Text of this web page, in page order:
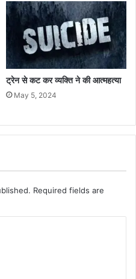
ट्रेन से कट कर व्यक्ति ने की आत्महत्या
May 5, 2024
Required fields are